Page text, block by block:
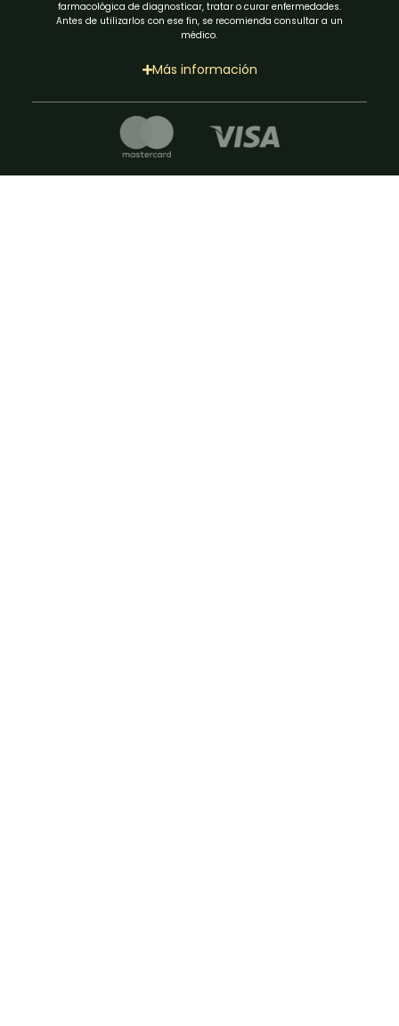
farmacológica de diagnosticar, tratar o curar enfermedades.
Antes de utilizarlos con ese fin, se recomienda consultar a un
médico.
Más información